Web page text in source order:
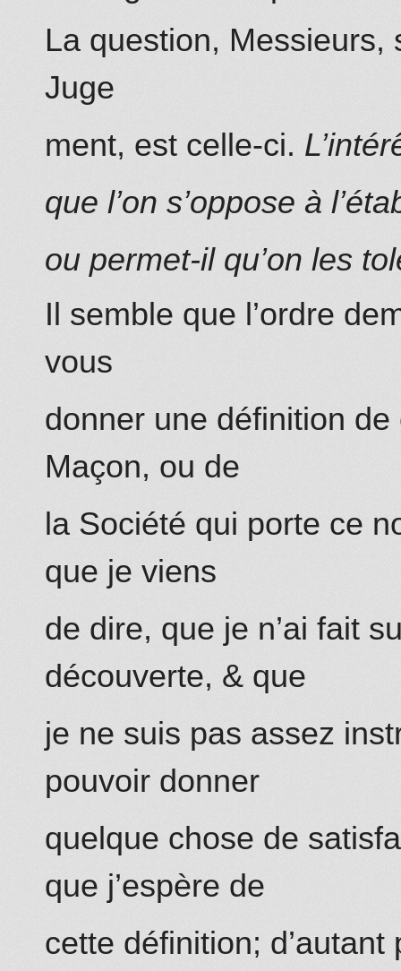
La question,
Juge
ment, est celle-ci.
que l’on s’oppose à
ou permet-il qu’on les
Il semble que l’ordre
vous
donner une définition de
Maçon, ou de
la Société qui porte ce
que je viens
de dire, que je n’ai fait
découverte, & que
je ne suis pas assez
pouvoir donner
quelque chose de
que j’espère de
cette définition;